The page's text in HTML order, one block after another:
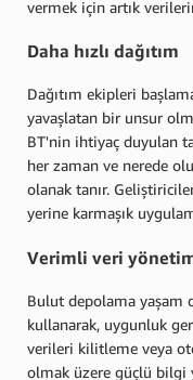
vermek için artık
Daha hızlı dağıtım
Dağıtım ekipleri
yavaşlatan bir unsur
BT'nin ihtiyaç duyulan
her zaman ve nerede
olanak tanır.
yerine karmaşık
Verimli veri
Bulut depolama yaşam
kullanarak, uygunluk
verileri kilitleme veya
olmak üzere güçlü bilgi